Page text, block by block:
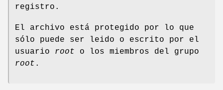
registro.
El archivo está protegido por lo que
sólo puede ser leido o escrito por el
usuario root o los miembros del grupo
root .